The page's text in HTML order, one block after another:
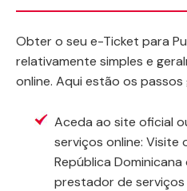
Obter o seu e-Ticket para
relativamente simples e
online. Aqui estão os
Aceda ao site oficial
serviços online: Visite
República
prestador de